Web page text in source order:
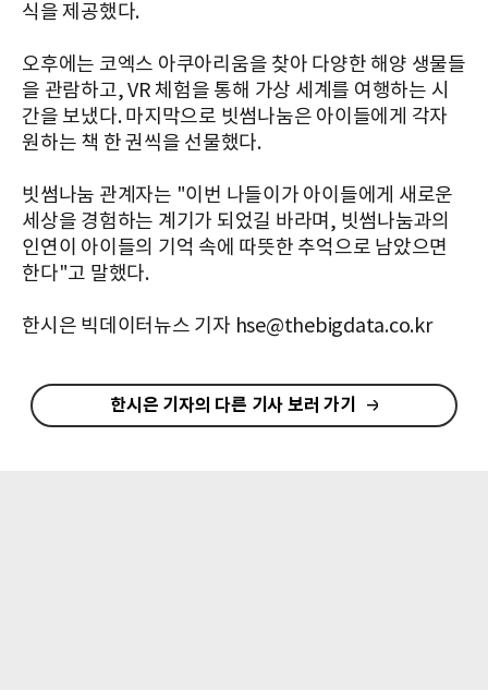
식을 제공했다.
오후에는 코엑스 아쿠아리움을 찾아 다양한 해양 생물들
을 관람하고, VR 체험을 통해 가상 세계를 여행하는 시
간을 보냈다. 마지막으로 빗썸나눔은 아이들에게 각자
원하는 책 한 권씩을 선물했다.
빗썸나눔 관계자는 "이번 나들이가 아이들에게 새로운
세상을 경험하는 계기가 되었길 바라며, 빗썸나눔과의
인연이 아이들의 기억 속에 따뜻한 추억으로 남았으면
한다"고 말했다.
한시은 빅데이터뉴스 기자 hse@thebigdata.co.kr
한시은 기자의 다른 기사 보러 가기